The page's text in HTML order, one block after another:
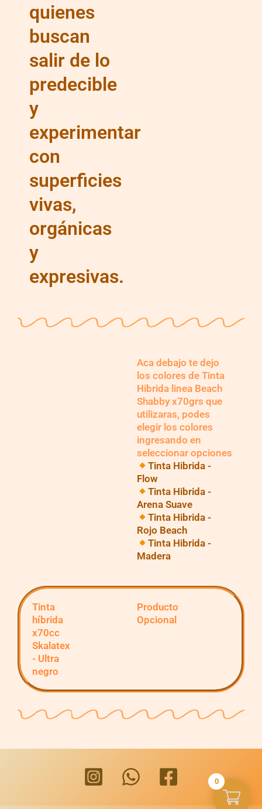
quienes
buscan
salir de lo
predecible
y
experimentar
con
superficies
vivas,
orgánicas
y
expresivas.
Aca debajo te dejo
los colores de Tinta
Hibrida linea Beach
Shabby x70grs que
utilizaras, podes
elegir los colores
ingresando en
seleccionar opciones
Tinta Hibrida -
Flow
Tinta Hibrida -
Arena Suave
Tinta Hibrida -
Rojo Beach
Tinta Hibrida -
Madera
Tinta
híbrida
x70cc
Skalatex
- Ultra
negro
Producto
Opcional
0